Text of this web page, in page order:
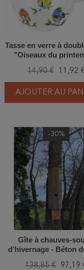
Tasse en verre à
"Oiseaux du
14,90 € 11,92 €
AJOUTER AU
-30%
Gîte à chauves-
d’hivernage - Béton
138,85 € 97,19